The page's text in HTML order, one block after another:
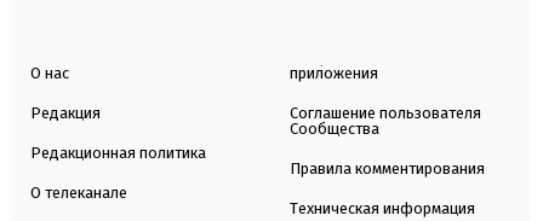
О нас
Редакция
Редакционная политика
О телеканале
приложения
Соглашение пользователя
Сообщества
Правила комментирования
Техническая информация